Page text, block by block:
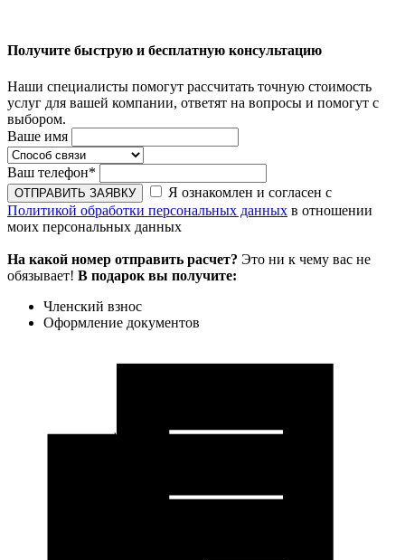
Получите быструю и бесплатную консультацию
Наши специалисты помогут рассчитать точную стоимость
услуг для вашей компании, ответят на вопросы и помогут с
выбором.
Ваше имя
Ваш телефон*
Я ознакомлен и согласен с
Политикой обработки персональных данных в отношении
моих персональных данных
На какой номер отправить расчет? Это ни к чему вас не
обязывает! В подарок вы получите:
Членский взнос
Оформление документов